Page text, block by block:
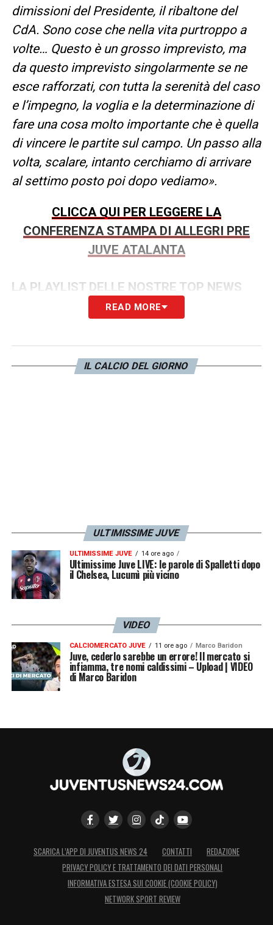
dimissioni del Presidente, il ribaltone del
CdA. Sono cose che nella vita purtroppo a
volte… Questo è un grosso imprevisto, ma
da questo imprevisto singolarmente se ne
esce rafforzati, con tutta la serenità del caso
e l’impegno, la voglia e la determinazione di
fare una cosa molto importante che è quella
di vincere le partite sul campo. Un passo alla
volta, scalare, intanto cerchiamo di arrivare
al settimo posto poi dopo vediamo».
CLICCA QUI PER LEGGERE LA
CONFERENZA STAMPA DI ALLEGRI PRE
JUVE ATALANTA
LA PLAYLIST DELLE NOSTRE TOP NEWS
READ MORE
IL CALCIO DEL GIORNO
ULTIMISSIME JUVE
ULTIMISSIME JUVE 14 ore ago
Ultimissime Juve LIVE: le parole di Spalletti dopo
il Chelsea, Lucumì più vicino
VIDEO
CALCIOMERCATO JUVE 11 ore ago Marco Baridon
Juve, cederlo sarebbe un errore! Il mercato si
infiamma, tre nomi caldissimi – Upload | VIDEO
di Marco Baridon
SCARICA L’APP DI JUVENTUS NEWS 24 CONTATTI
REDAZIONE
PRIVACY POLICY E TRATTAMENTO DEI DATI PERSONALI
INFORMATIVA ESTESA SUI COOKIE (COOKIE POLICY)
NETWORK SPORT REVIEW